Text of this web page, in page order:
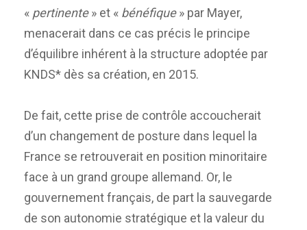
« pertinente» et « bénéfique» par Mayer,
menacerait dans ce cas précis le principe
d’équilibre inhérent à la structure adoptée par
KNDS* dès sa création, en 2015.
De fait, cette prise de contrôle accoucherait
d’un changement de posture dans lequel la
France se retrouverait en position minoritaire
face à un grand groupe allemand. Or, le
gouvernement français, de part la sauvegarde
de son autonomie stratégique et la valeur du